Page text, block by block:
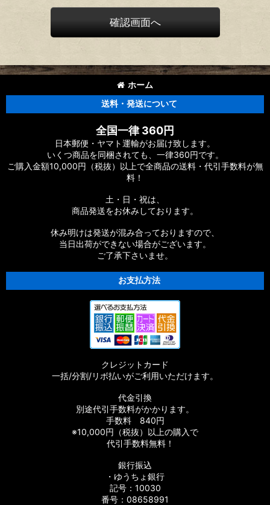
確認画面へ
ホーム
送料・発送について
全国一律 360円
日本郵便・ヤマト運輸がお届け致します。
いくつ商品を同梱されても、一律360円です。
ご購入金額10,000円（税抜）以上で全商品の送料・代引手数料が無
料！
土・日・祝は、
商品発送をお休みしております。
休み明けは発送が混み合っておりますので、
当日出荷ができない場合がございます。
ご了承下さいませ。
お支払方法
クレジットカード
一括/分割/リボ払いがご利用いただけます。
代金引換
別途代引手数料がかかります。
手数料 840円
※10,000円（税抜）以上の購入で
代引手数料無料！
銀行振込
・ゆうちょ銀行
記号：10030
番号：08658991